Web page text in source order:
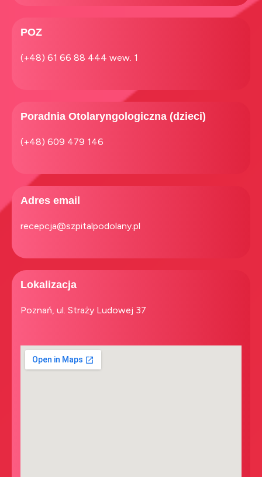
POZ
(+48) 61 66 88 444 wew. 1
Poradnia Otolaryngologiczna (dzieci)
(+48) 609 479 146
Adres email
recepcja@szpitalpodolany.pl
Lokalizacja
Poznań, ul. Straży Ludowej 37